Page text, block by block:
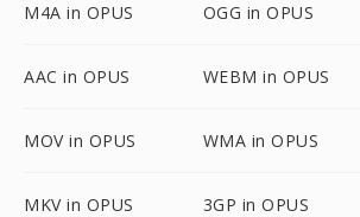
M4A in OPUS OGG in OPUS
AAC in OPUS WEBM in OPUS
MOV in OPUS WMA in OPUS
MKV in OPUS 3GP in OPUS